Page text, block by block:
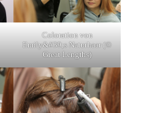
Coloration von
Emily&#39;s Naturhaar (©
Great Lengths)